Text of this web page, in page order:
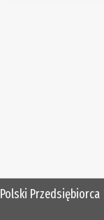
Polski Przedsiębiorca